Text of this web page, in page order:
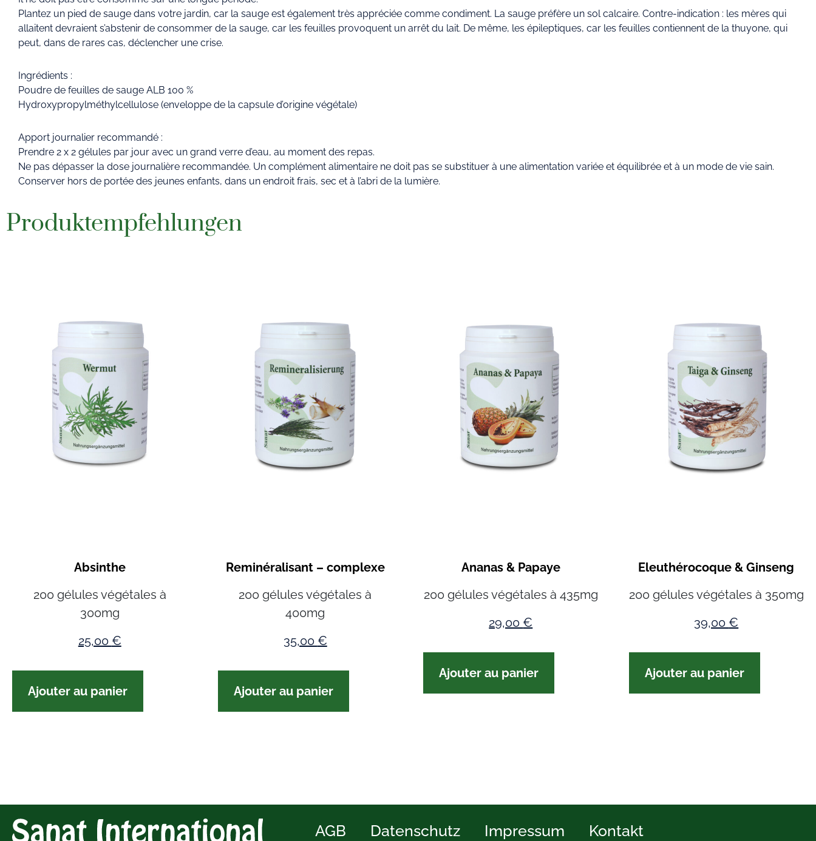
Plantez un pied de sauge dans votre jardin, car la sauge est également très appréciée comme condiment. La sauge préfère un sol calcaire. Contre-indication : les mères qui
allaitent devraient s’abstenir de consommer de la sauge, car les feuilles provoquent un arrêt du lait. De même, les épileptiques, car les feuilles contiennent de la thuyone, qui
peut, dans de rares cas, déclencher une crise.
Ingrédients :
Poudre de feuilles de sauge ALB 100 %
Hydroxypropylméthylcellulose (enveloppe de la capsule d’origine végétale)
Apport journalier recommandé :
Prendre 2 x 2 gélules par jour avec un grand verre d’eau, au moment des repas.
Ne pas dépasser la dose journalière recommandée. Un complément alimentaire ne doit pas se substituer à une alimentation variée et équilibrée et à un mode de vie sain.
Conserver hors de portée des jeunes enfants, dans un endroit frais, sec et à l’abri de la lumière.
Produktempfehlungen
Absinthe
200 gélules végétales à
300mg
25,00 €
Ajouter au panier
Reminéralisant – complexe
200 gélules végétales à
400mg
35,00 €
Ajouter au panier
Ananas & Papaye
200 gélules végétales à 435mg
29,00€
Ajouter au panier
Eleuthérocoque & Ginseng
200 gélules végétales à 350mg
39,00€
Ajouter au panier
AGB Datenschutz Impressum Kontakt